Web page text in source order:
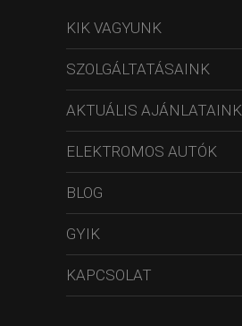
KIK VAGYUNK
SZOLGÁLTATÁSAINK
AKTUÁLIS AJÁNLATAINK
ELEKTROMOS AUTÓK
BLOG
GYIK
KAPCSOLAT